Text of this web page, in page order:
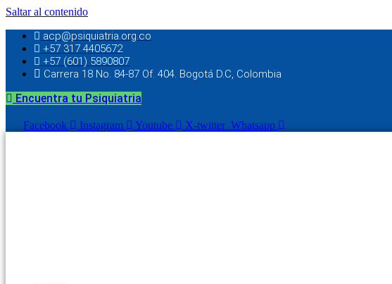
Saltar al contenido
acp@psiquiatria.org.co
+57 317 4405672
+57 (601) 5890807
Carrera 18 No. 84-87 Of. 404. Bogotá D.C, Colombia
Encuentra tu Psiquiatria
Facebook Instagram Youtube X-twitter Whatsapp